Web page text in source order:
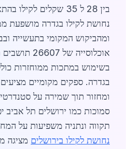
בין 28 ל 35 שקלים
נחושת לקילו בגדרה מושפעת
ומהביקוש המקומי בתעשייה
אוכלוסייה של
בשימוש במתכות ממוחזרות
בגדרה. ספקים מקומיים
ומחזור תוך שמירה על
סמוכות כמו ירושלים תל אביב
תקווה ונתניה משפיעות על
נחושת לקילו בירושלים מציגה